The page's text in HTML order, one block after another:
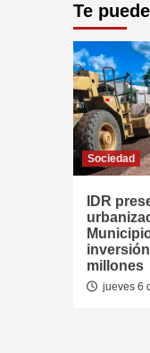
Te
Sociedad
IDR
millones
jueves 6